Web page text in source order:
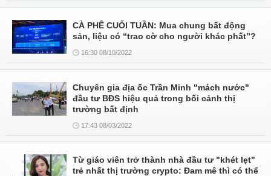
CÀ PHÊ CUỐI TUẦN: Mua chung bất động
sản, liệu có “trao cờ cho người khác phất”?
16:30 08/10/2022
Chuyên gia địa ốc Trần Minh "mách nước"
đầu tư BĐS hiệu quả trong bối cảnh thị
trường bất định
17:43 08/03/2022
Từ giáo viên trở thành nhà đầu tư "khét lẹt"
trẻ nhất thị trường crypto: Đam mê thì có thể